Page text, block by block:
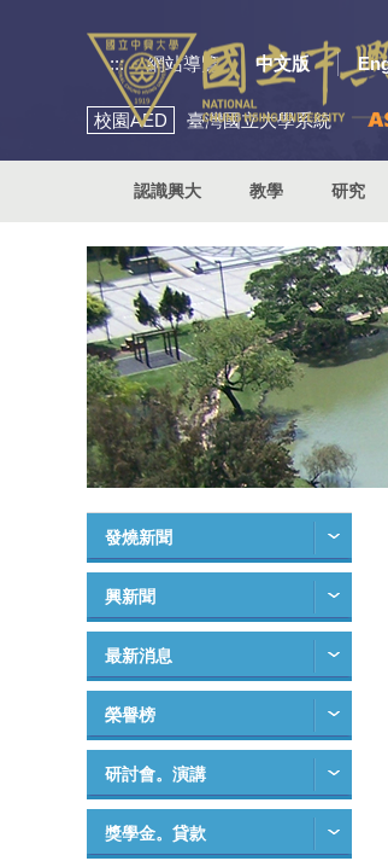
::: 網站導覽 中文版
校園AED 臺灣國立大學系統
認識興大 教學 研究
發燒新聞
興新聞
最新消息
榮譽榜
研討會。演講
獎學金。貸款